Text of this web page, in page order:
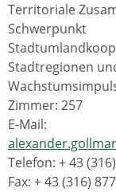
Territoriale
Schwerpunkt
Stadtregionen
Zimmer: 257
E-Mail:
Telefon: + 43
Fax: + 43 (316)